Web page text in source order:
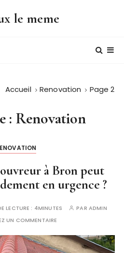
le meme
Accueil Renovation Page 2
: Renovation
à Bron peut
en urgence ?
LECTURE : 4MINUTES PAR ADMIN
UN COMMENTAIRE